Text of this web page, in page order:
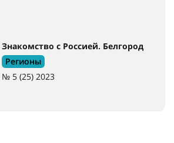
Знакомство с Россией. Белгород
Регионы
№ 5 (25) 2023